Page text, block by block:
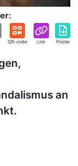
QR-code Link Poster
an